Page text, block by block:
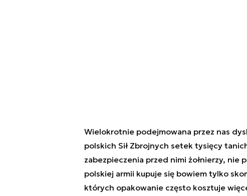
Wielokrotnie podejmowana przez nas
polskich Sił Zbrojnych setek tysięcy
zabezpieczenia przed nimi żołnierzy, nie
polskiej armii kupuje się bowiem tylko
których opakowanie często kosztuje